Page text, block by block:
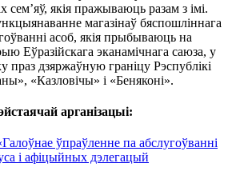
сем’яў, якія пражываюць разам з імі.
магазінаў бяспошліннага
асоб, якія прыбываюць на
Еўразійскага эканамічнага саюза, у
праз дзяржаўную граніцу Рэспублікі
«Казловічы» і «Беняконі».
арганізацыі:
ўпраўленне па абслугоўванні
і афіцыйных дэлегацый